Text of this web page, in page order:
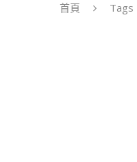
首頁 Tags